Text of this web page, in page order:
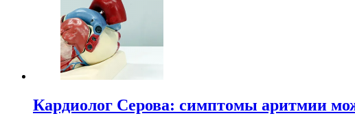
Кардиолог Серова: симптомы аритмии